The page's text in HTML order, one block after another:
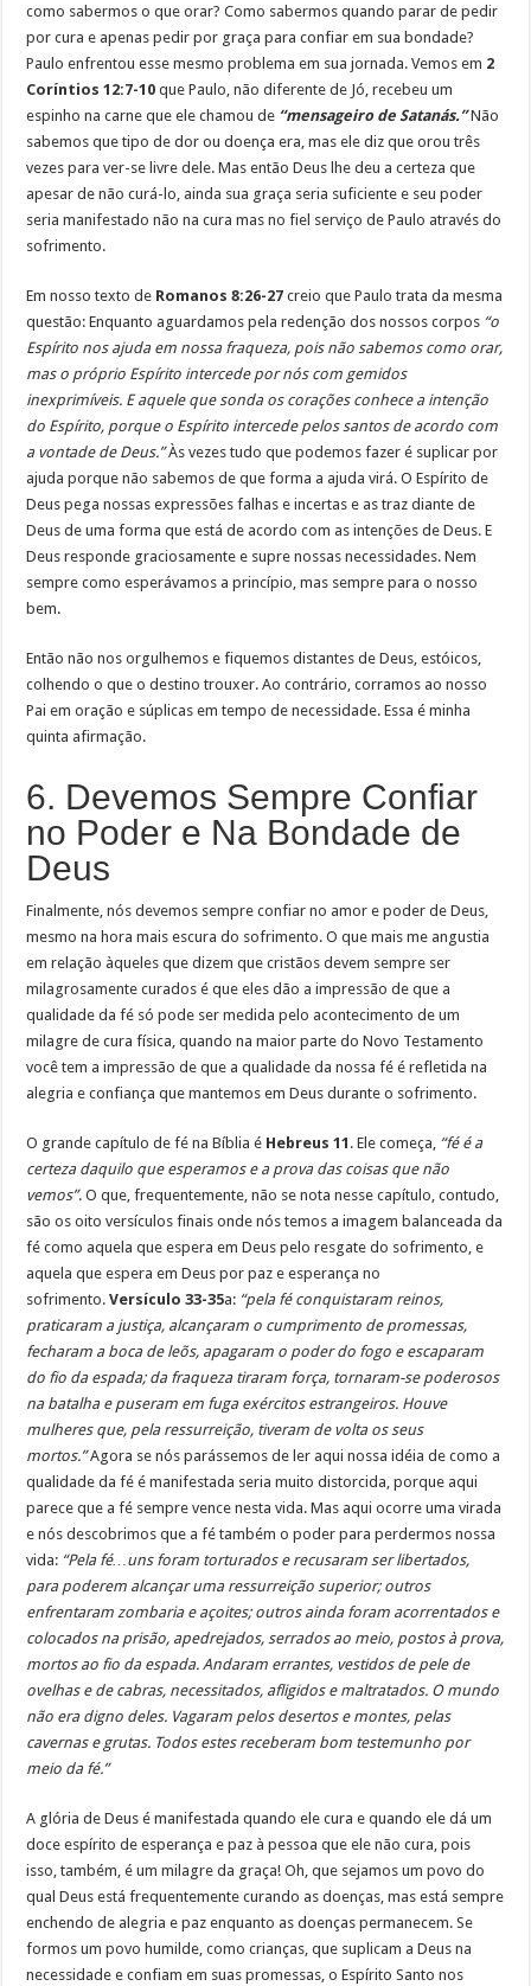
como sabermos o que orar? Como sabermos quando parar de pedir
por cura e apenas pedir por graça para confiar em sua bondade?
Paulo enfrentou esse mesmo problema em sua jornada. Vemos em 2
Coríntios 12:7-10 que Paulo, não diferente de Jó, recebeu um
espinho na carne que ele chamou de “mensageiro de Satanás.”Não
sabemos que tipo de dor ou doença era, mas ele diz que orou três
vezes para ver-se livre dele. Mas então Deus lhe deu a certeza que
apesar de não curá-lo, ainda sua graça seria suficiente e seu poder
seria manifestado não na cura mas no fiel serviço de Paulo através do
sofrimento.
Em nosso texto de Romanos 8:26-27creio que Paulo trata da mesma
questão: Enquanto aguardamos pela redenção dos nossos corpos “o
Espírito nos ajuda em nossa fraqueza, pois não sabemos como orar,
mas o próprio Espírito intercede por nós com gemidos
inexprimíveis. E aquele que sonda os corações conhece a intenção
do Espírito, porque o Espírito intercede pelos santos de acordo com
a vontade de Deus.”Às vezes tudo que podemos fazer é suplicar por
ajuda porque não sabemos de que forma a ajuda virá. O Espírito de
Deus pega nossas expressões falhas e incertas e as traz diante de
Deus de uma forma que está de acordo com as intenções de Deus. E
Deus responde graciosamente e supre nossas necessidades. Nem
sempre como esperávamos a princípio, mas sempre para o nosso
bem.
Então não nos orgulhemos e fiquemos distantes de Deus, estóicos,
colhendo o que o destino trouxer. Ao contrário, corramos ao nosso
Pai em oração e súplicas em tempo de necessidade. Essa é minha
quinta afirmação.
6. Devemos Sempre Confiar
no Poder e Na Bondade de
Deus
Finalmente, nós devemos sempre confiar no amor e poder de Deus,
mesmo na hora mais escura do sofrimento. O que mais me angustia
em relação àqueles que dizem que cristãos devem sempre ser
milagrosamente curados é que eles dão a impressão de que a
qualidade da fé só pode ser medida pelo acontecimento de um
milagre de cura física, quando na maior parte do Novo Testamento
você tem a impressão de que a qualidade da nossa fé é refletida na
alegria e confiança que mantemos em Deus durante o sofrimento.
O grande capítulo de fé na Bíblia é Hebreus 11 . Ele começa, “fé é a
certeza daquilo que esperamos e a prova das coisas que não
vemos”. O que, frequentemente, não se nota nesse capítulo, contudo,
são os oito versículos finais onde nós temos a imagem balanceada da
fé como aquela que espera em Deus pelo resgate do sofrimento, e
aquela que espera em Deus por paz e esperança no
sofrimento.Versículo 33-35a: “pela fé conquistaram reinos,
praticaram a justiça, alcançaram o cumprimento de promessas,
fecharam a boca de leõs, apagaram o poder do fogo e escaparam
do fio da espada; da fraqueza tiraram força, tornaram-se poderosos
na batalha e puseram em fuga exércitos estrangeiros. Houve
mulheres que, pela ressurreição, tiveram de volta os seus
mortos.”Agora se nós parássemos de ler aqui nossa idéia de como a
qualidade da fé é manifestada seria muito distorcida, porque aqui
parece que a fé sempre vence nesta vida. Mas aqui ocorre uma virada
e nós descobrimos que a fé também o poder para perdermos nossa
vida: “Pela fé…uns foram torturados e recusaram ser libertados,
para poderem alcançar uma ressurreição superior; outros
enfrentaram zombaria e açoites; outros ainda foram acorrentados e
colocados na prisão, apedrejados, serrados ao meio, postos à prova,
mortos ao fio da espada. Andaram errantes, vestidos de pele de
ovelhas e de cabras, necessitados, afligidos e maltratados. O mundo
não era digno deles. Vagaram pelos desertos e montes, pelas
cavernas e grutas. Todos estes receberam bom testemunho por
meio da fé.”
A glória de Deus é manifestada quando ele cura e quando ele dá um
doce espírito de esperança e paz à pessoa que ele não cura, pois
isso, também, é um milagre da graça! Oh, que sejamos um povo do
qual Deus está frequentemente curando as doenças, mas está sempre
enchendo de alegria e paz enquanto as doenças permanecem. Se
formos um povo humilde, como crianças, que suplicam a Deus na
necessidade e confiam em suas promessas, o Espírito Santo nos